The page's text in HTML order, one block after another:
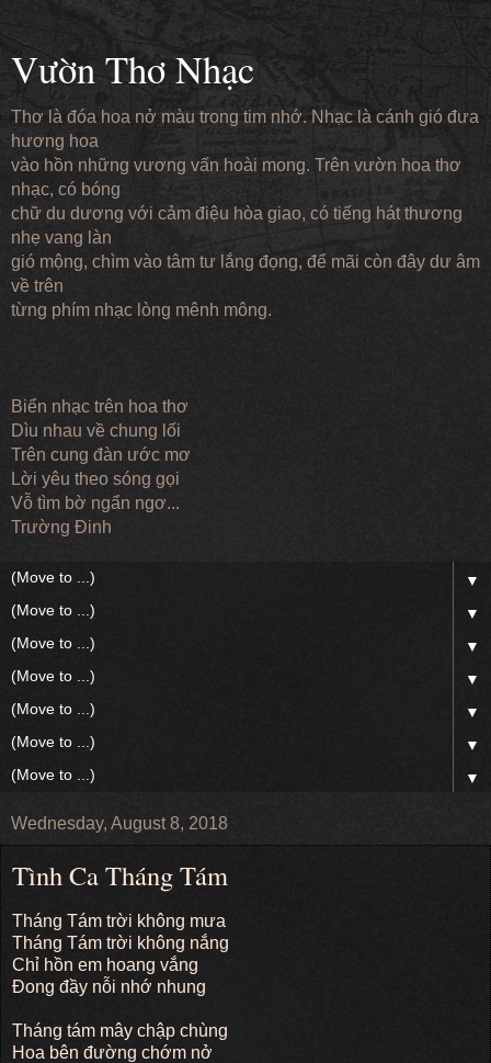
Vườn Thơ Nhạc
Thơ là đóa hoa nở màu trong tim nhớ. Nhạc là cánh gió đưa
hương hoa
vào hồn những vương vấn hoài mong. Trên vườn hoa thơ
nhạc, có bóng
chữ du dương với cảm điệu hòa giao, có tiếng hát thương
nhẹ vang làn
gió mộng, chìm vào tâm tư lắng đọng, để mãi còn đây dư âm
về trên
từng phím nhạc lòng mênh mông.
Biển nhạc trên hoa thơ
Dìu nhau về chung lối
Trên cung đàn ước mơ
Lời yêu theo sóng gọi
Vỗ tìm bờ ngẩn ngơ...
Trường Đinh
▼
▼
▼
▼
▼
▼
▼
Wednesday, August 8, 2018
Tình Ca Tháng Tám
Tháng Tám trời không mưa
Tháng Tám trời không nắng
Chỉ hồn em hoang vắng
Đong đầy nỗi nhớ nhung
Tháng tám mây chập chùng
Hoa bên đường chớm nở